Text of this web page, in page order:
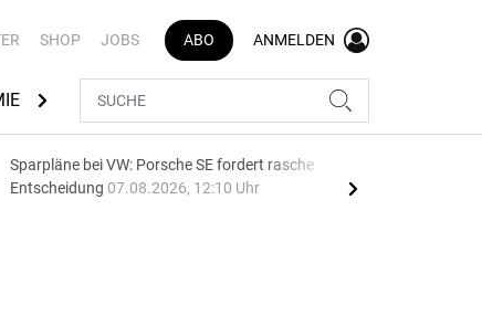
SHOP JOBS ABO ANMELDEN
AUTOMARKEN
Sparpläne bei VW: Porsche SE fordert rasche
Entscheidung 07.08.2026, 12:10 Uhr